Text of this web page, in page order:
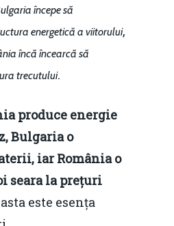
începe să
energetică a viitorului,
încă încearcă să
trecutului.
produce energie
Bulgaria o
iar România o
seara la prețuri
este esența